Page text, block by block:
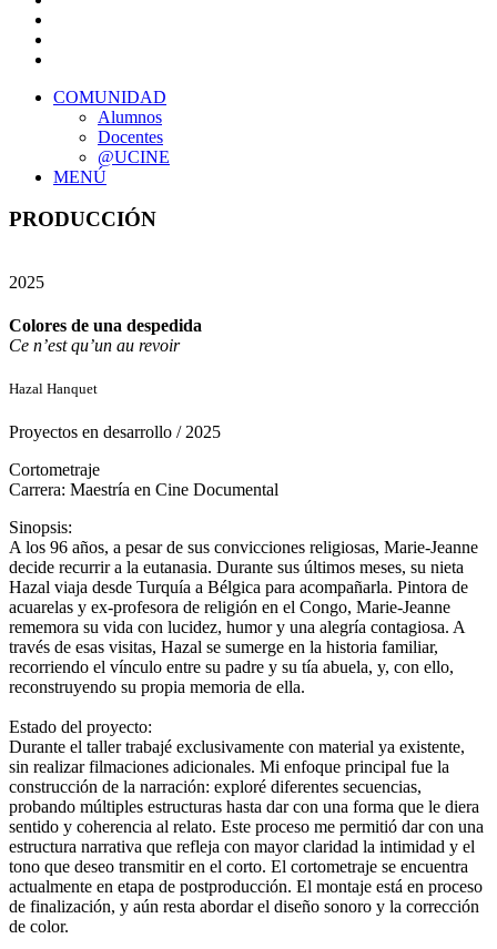
COMUNIDAD
Alumnos
Docentes
@UCINE
MENÚ
PRODUCCIÓN
2025
Colores de una despedida
Ce n’est qu’un au revoir
Hazal Hanquet
Proyectos en desarrollo / 2025
Cortometraje
Carrera: Maestría en Cine Documental
Sinopsis:
A los 96 años, a pesar de sus convicciones religiosas, Marie-Jeanne
decide recurrir a la eutanasia. Durante sus últimos meses, su nieta
Hazal viaja desde Turquía a Bélgica para acompañarla. Pintora de
acuarelas y ex-profesora de religión en el Congo, Marie-Jeanne
rememora su vida con lucidez, humor y una alegría contagiosa. A
través de esas visitas, Hazal se sumerge en la historia familiar,
recorriendo el vínculo entre su padre y su tía abuela, y, con ello,
reconstruyendo su propia memoria de ella.
Estado del proyecto:
Durante el taller trabajé exclusivamente con material ya existente,
sin realizar filmaciones adicionales. Mi enfoque principal fue la
construcción de la narración: exploré diferentes secuencias,
probando múltiples estructuras hasta dar con una forma que le diera
sentido y coherencia al relato. Este proceso me permitió dar con una
estructura narrativa que refleja con mayor claridad la intimidad y el
tono que deseo transmitir en el corto. El cortometraje se encuentra
actualmente en etapa de postproducción. El montaje está en proceso
de finalización, y aún resta abordar el diseño sonoro y la corrección
de color.